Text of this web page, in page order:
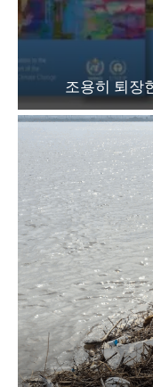
조용히 퇴장